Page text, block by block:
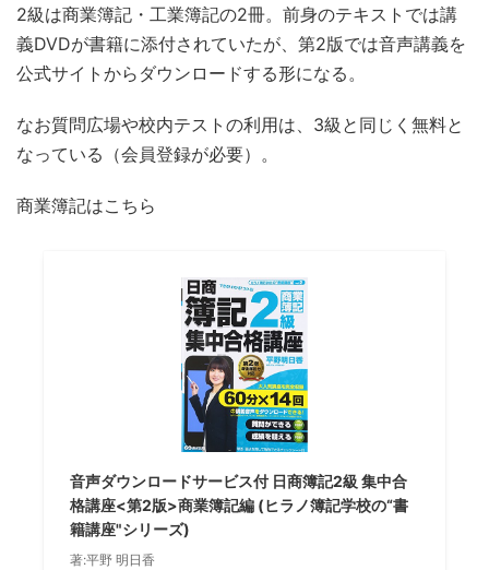
2級は商業簿記・工業簿記の2冊。前身のテキストでは講
義DVDが書籍に添付されていたが、第2版では音声講義を
公式サイトからダウンロードする形になる。
なお質問広場や校内テストの利用は、3級と同じく無料と
なっている（会員登録が必要）。
商業簿記はこちら
音声ダウンロードサービス付 日商簿記2級 集中合
格講座<第2版>商業簿記編 (ヒラノ簿記学校の“書
籍講座"シリーズ)
著:平野 明日香